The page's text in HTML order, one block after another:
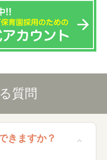
質問
きますか？